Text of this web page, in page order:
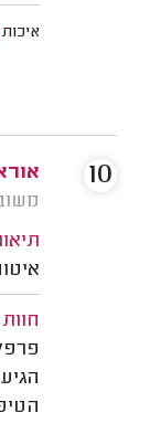
איכות
משוב: 28/06/
10